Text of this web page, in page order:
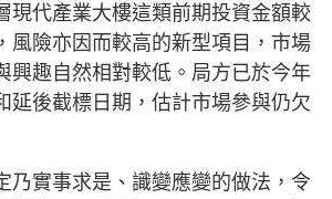
現代產業大樓這類前期投資金額較
風險亦因而較高的新型項目，市場
興趣自然相對較低。局方已於今年
延後截標日期，估計市場參與仍欠
乃實事求是、識變應變的做法，令